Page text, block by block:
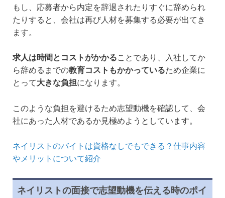
もし、応募者から内定を辞退されたりすぐに辞められ
たりすると、会社は再び人材を募集する必要が出てき
ます。
求人は時間とコストがかかることであり、入社してか
ら辞めるまでの教育コストもかかっているため企業に
とって大きな負担になります。
このような負担を避けるため志望動機を確認して、会
社にあった人材であるか見極めようとしています。
ネイリストのバイトは資格なしでもできる？仕事内容
やメリットについて紹介
ネイリストの面接で志望動機を伝える時のポイ